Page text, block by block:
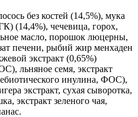
без костей (14,5%), мука
(14,4%), чечевица, горох,
масло, порошок люцерны,
печени, рыбий жир менхаден
экстракт (0,65%)
льняное семя, экстракт
инулина, ФОС),
экстракт, сухая сыворотка,
экстракт зеленого чая,